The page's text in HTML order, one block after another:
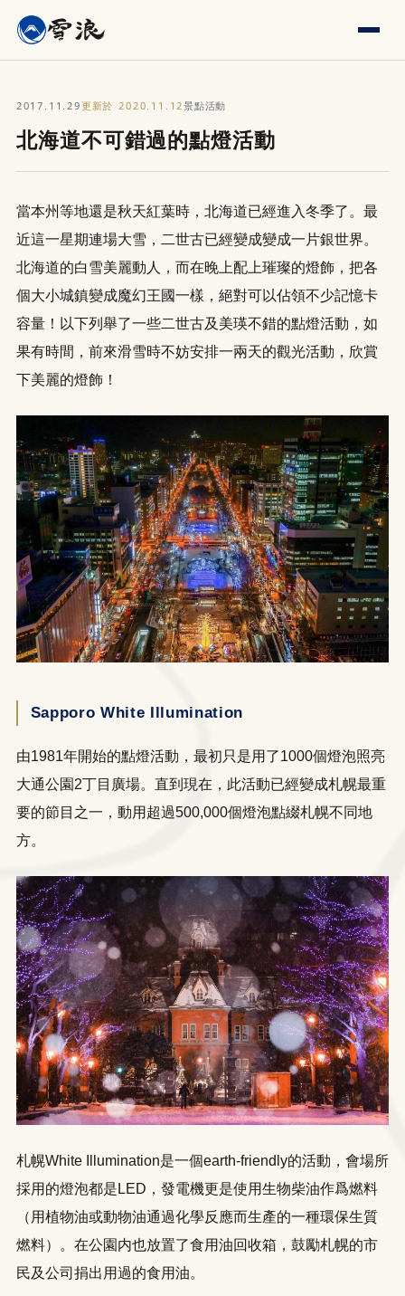
2017.11.29 更新於 2020.11.12景點活動
北海道不可錯過的點燈活動
當本州等地還是秋天紅葉時，北海道已經進入冬季了。最
近這一星期連場大雪，二世古已經變成變成一片銀世界。
北海道的白雪美麗動人，而在晚上配上璀璨的燈飾，把各
個大小城鎮變成魔幻王國一樣，絕對可以佔領不少記憶卡
容量！以下列舉了一些二世古及美瑛不錯的點燈活動，如
果有時間，前來滑雪時不妨安排一兩天的觀光活動，欣賞
下美麗的燈飾！
Sapporo White Illumination
由1981年開始的點燈活動，最初只是用了1000個燈泡照亮
大通公園2丁目廣場。直到現在，此活動已經變成札幌最重
要的節目之一，動用超過500,000個燈泡點綴札幌不同地
方。
札幌White Illumination是一個earth-friendly的活動，會場所
採用的燈泡都是LED，發電機更是使用生物柴油作爲燃料
（用植物油或動物油通過化學反應而生產的一種環保生質
燃料）。在公園内也放置了食用油回收箱，鼓勵札幌的市
民及公司捐出用過的食用油。